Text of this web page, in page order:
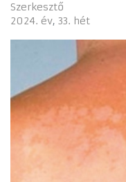
Szerkesztő
2024. év 33. hét